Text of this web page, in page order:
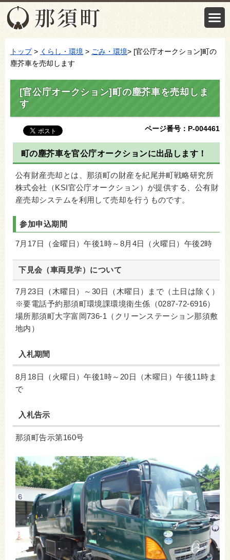
トップ> くらし・環境 > ごみ・環境> [官公庁オークション]町の
塵芥車を売却します
[官公庁オークション]町の塵芥車を売却しま
す
ページ番号：P-004461
町の塵芥車を官公庁オークションに出品します！
公有財産売却とは、那須町の財産を紀尾井町戦略研究所
株式会社（KSI官公庁オークション）が提供する、公有財
産売却システムを利用して売却を行うものです。
参加申込期間
7月17日（金曜日）午後1時～8月4日（火曜日）午後2時
下見会（車両見学）について
7月23日（木曜日）～30日（木曜日）まで（土日は除く）
※要電話予約那須町環境課環境衛生係（0287-72-6916）
場所那須町大字富岡736-1（クリーンステーション那須敷
地内）
入札期間
8月18日（火曜日）午後1時～20日（木曜日）午後11時ま
で
入札告示
那須町告示第160号